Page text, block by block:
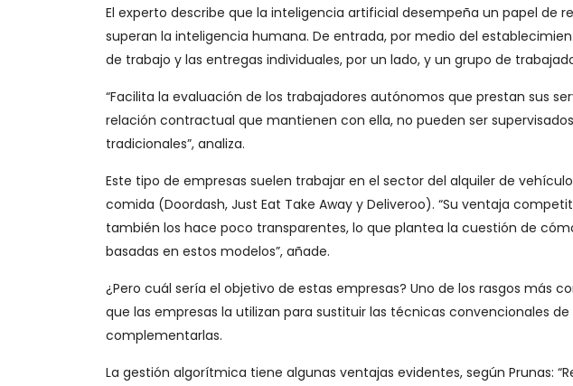
El experto describe que la inteligencia artificial desempeña un papel de
superan la inteligencia humana. De entrada, por medio del
de trabajo y las entregas individuales, por un lado, y un grupo de
“Facilita la evaluación de los trabajadores autónomos que prestan sus
relación contractual que mantienen con ella, no pueden ser
tradicionales”, analiza.
Este tipo de empresas suelen trabajar en el sector del alquiler de
comida (Doordash, Just Eat Take Away y Deliveroo). “Su ventaja
también los hace poco transparentes, lo que plantea la cuestión de
basadas en estos modelos”, añade.
¿Pero cuál sería el objetivo de estas empresas? Uno de los rasgos más
que las empresas la utilizan para sustituir las técnicas convencionales
complementarlas.
La gestión algorítmica tiene algunas ventajas evidentes, según Prunas: